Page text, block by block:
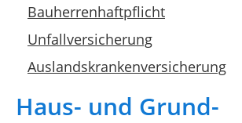
Bauherrenhaftpflicht
Unfallversicherung
Auslandskrankenversicherung
Haus- und Grund-